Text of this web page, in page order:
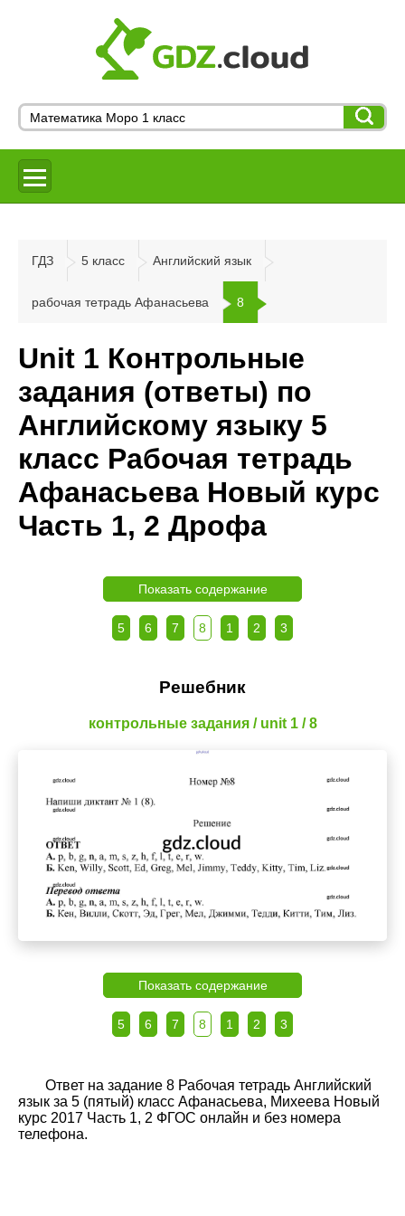
ГДЗ 5 класс Английский язык
рабочая тетрадь Афанасьева 8
Unit 1 Контрольные
задания (ответы) по
Английскому языку 5
класс Рабочая тетрадь
Афанасьева Новый курс
Часть 1, 2 Дрофа
Показать содержание
5 6 7 8 1 2 3
Решебник
контрольные задания / unit 1 / 8
Показать содержание
5 6 7 8 1 2 3
Ответ на задание 8 Рабочая тетрадь Английский
язык за 5 (пятый) класс Афанасьева, Михеева Новый
курс 2017 Часть 1, 2 ФГОС онлайн и без номера
телефона.